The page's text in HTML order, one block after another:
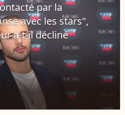
par la
avec les stars",
a-t-il décliné